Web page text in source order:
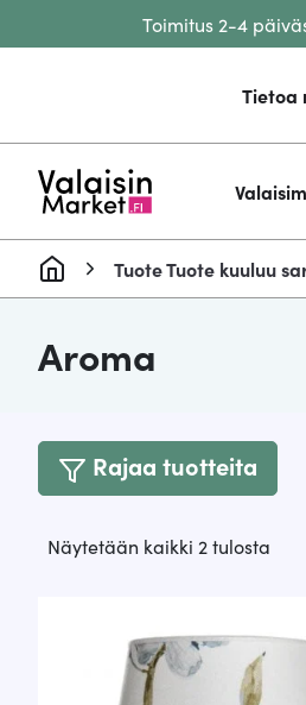
Toimitus 2-4
Tietoa
Tuote Tuote kuuluu
Aroma
Rajaa tuotteita
Näytetään kaikki 2 tulosta